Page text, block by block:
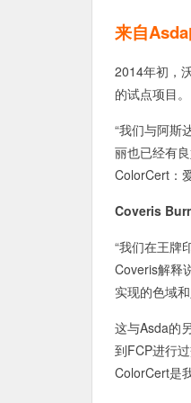
来自
2014年初，
的试点项目。
“我们与阿斯
丽也已经有
ColorCert：
Coveris
“我们在王牌
Coveris解释
实现的色域
这与Asda的
到FCP进行
ColorCert是